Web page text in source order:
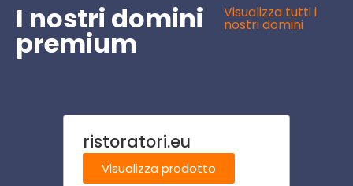
I nostri domini
premium
Visualizza tutti i
nostri domini
ristoratori.eu
Visualizza prodotto